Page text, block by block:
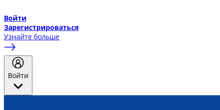
Войти
Зарегистрироваться
Узнайте больше
Войти